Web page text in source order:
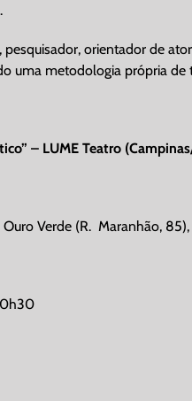
pesquisador, orientador de
uma metodologia própria de
– LUME Teatro
Verde (R. Maranhão,